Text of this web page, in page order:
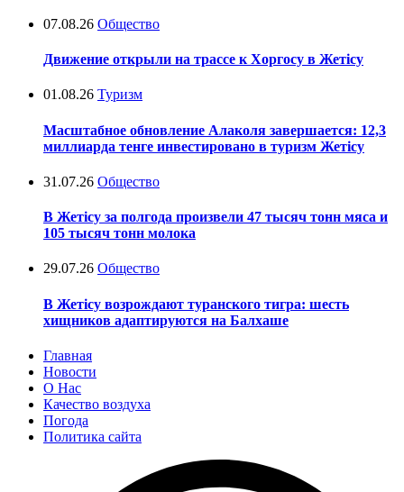
07.08.26 Общество
Движение открыли на трассе к Хоргосу в Жетісу
01.08.26 Туризм
Масштабное обновление Алаколя завершается: 12,3
миллиарда тенге инвестировано в туризм Жетісу
31.07.26 Общество
В Жетісу за полгода произвели 47 тысяч тонн мяса и
105 тысяч тонн молока
29.07.26 Общество
В Жетісу возрождают туранского тигра: шесть
хищников адаптируются на Балхаше
Главная
Новости
О Нас
Качество воздуха
Погода
Политика сайта